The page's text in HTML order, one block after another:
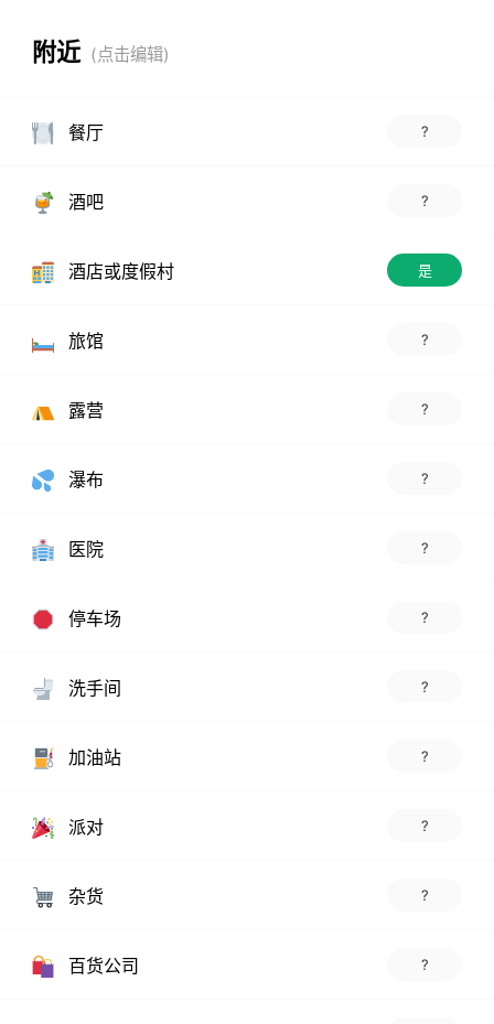
附近
餐厅 ?
酒吧 ?
酒店或度假村 是
旅馆 ?
露营 ?
瀑布 ?
医院 ?
停车场 ?
洗手间 ?
加油站 ?
派对 ?
杂货 ?
百货公司 ?